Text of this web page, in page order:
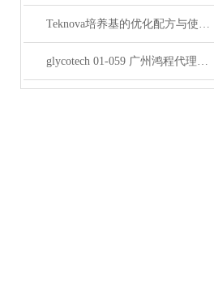
Teknova培养基的优化配方与使用技巧
glycotech 01-059 广州鸿程代理：开启糖生物学研究新征程